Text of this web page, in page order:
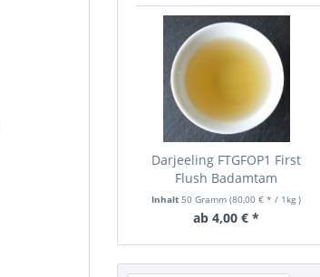
Darjeeling FTGFOP1 First
Flush Badamtam
Inhalt50 Gramm(80,00 € * / 1kg)
ab 4,00 € *